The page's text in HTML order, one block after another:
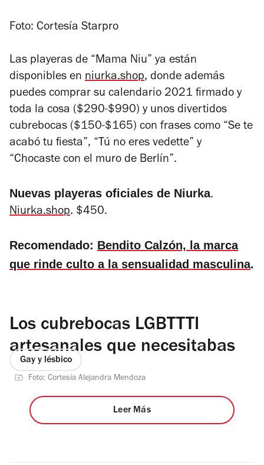
Foto: Cortesía Starpro
Las playeras de “Mama Niu” ya están
disponibles en niurka.shop, donde además
puedes comprar su calendario 2021 firmado y
toda la cosa ($290-$990) y unos divertidos
cubrebocas ($150-$165) con frases como “Se te
acabó tu fiesta”, “Tú no eres vedette” y
“Chocaste con el muro de Berlín”.
Nuevas playeras oficiales de Niurka.
Niurka.shop. $450.
Recomendado: Bendito Calzón, la marca
que rinde culto a la sensualidad masculina.
Los cubrebocas LGBTTTI
artesanales que necesitabas
Gay y lésbico
Foto: Cortesía Alejandra Mendoza
Leer Más